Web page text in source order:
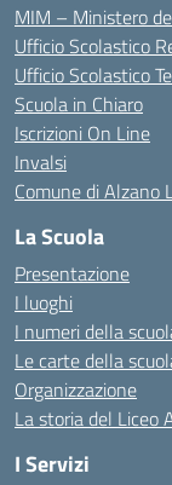
MIM – Ministero
Ufficio Scolastico
Ufficio Scolastico
Scuola in Chiaro
Iscrizioni On Line
Invalsi
Comune di Alzano
La Scuola
Presentazione
I luoghi
I numeri della
Le carte della
Organizzazione
La storia del Liceo
I Servizi